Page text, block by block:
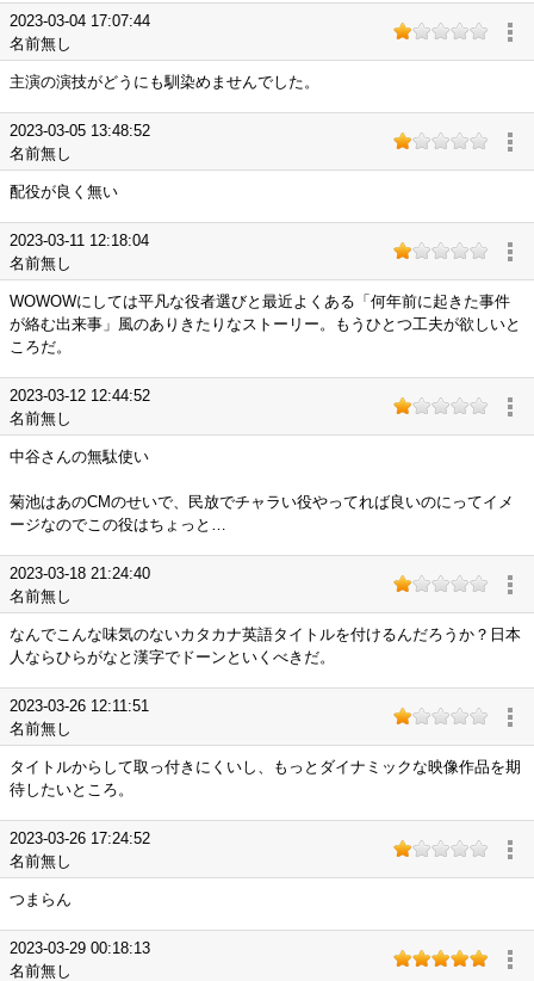
2023-03-04 17:07:44
名前無し
主演の演技がどうにも馴染めませんでした。
2023-03-05 13:48:52
名前無し
配役が良く無い
2023-03-11 12:18:04
名前無し
WOWOWにしては平凡な役者選びと最近よくある「何年前に起きた事件
が絡む出来事」風のありきたりなストーリー。もうひとつ工夫が欲しいと
ころだ。
2023-03-12 12:44:52
名前無し
中谷さんの無駄使い
菊池はあのCMのせいで、民放でチャラい役やってれば良いのにってイメ
ージなのでこの役はちょっと…
2023-03-18 21:24:40
名前無し
なんでこんな味気のないカタカナ英語タイトルを付けるんだろうか？日本
人ならひらがなと漢字でドーンといくべきだ。
2023-03-26 12:11:51
名前無し
タイトルからして取っ付きにくいし、もっとダイナミックな映像作品を期
待したいところ。
2023-03-26 17:24:52
名前無し
つまらん
2023-03-29 00:18:13
名前無し